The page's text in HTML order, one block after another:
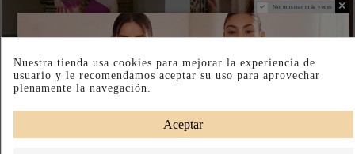
No mostrar más veces
Nuestra tienda usa cookies para mejorar la experiencia de
usuario y le recomendamos aceptar su uso para aprovechar
plenamente la navegación.
Aceptar